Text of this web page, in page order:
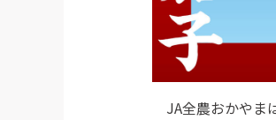
JA全農おかやま